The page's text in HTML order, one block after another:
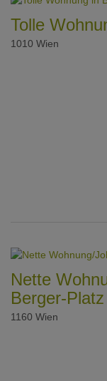
Tolle
1010 Wien
Nette
Berger-Platz
1160 Wien